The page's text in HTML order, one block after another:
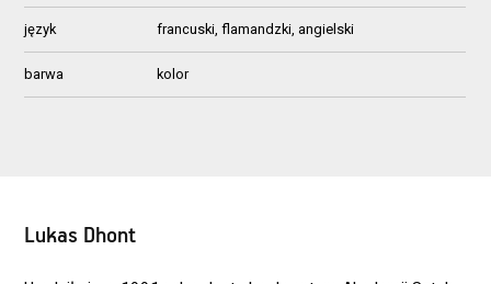
język francuski, flamandzki, angielski
barwa kolor
Lukas Dhont